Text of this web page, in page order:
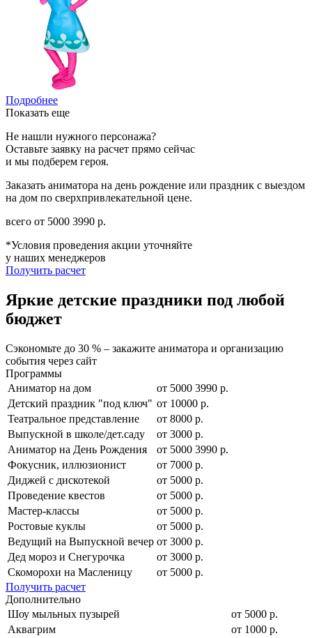
Подробнее
Показать еще
Не нашли нужного персонажа?
Оставьте заявку на расчет прямо сейчас
и мы подберем героя.
Заказать аниматора на день рождение или праздник с выездом
на дом по сверхпривлекательной цене.
всего от 5000 3990 р.
*Условия проведения акции уточняйте
у наших менеджеров
Получить расчет
Яркие детские праздники под любой
бюджет
Сэкономьте до 30 % – закажите аниматора и организацию
события через сайт
Программы
Аниматор на дом
от 5000 3990 р.
Детский праздник "под ключ" от 10000 р.
Театральное представление
от 8000 р.
Выпускной в школе/дет.саду
от 3000 р.
Аниматор на День Рождения
от 5000 3990 р.
Фокусник, иллюзионист
от 7000 р.
Диджей с дискотекой
от 5000 р.
Проведение квестов
от 5000 р.
Мастер-классы
от 5000 р.
Ростовые куклы
от 5000 р.
Ведущий на Выпускной вечер от 3000 р.
Дед мороз и Снегурочка
от 3000 р.
Скоморохи на Масленицу
от 5000 р.
Получить расчет
Дополнительно
Шоу мыльных пузырей
от 5000 р.
Аквагрим
от 1000 р.